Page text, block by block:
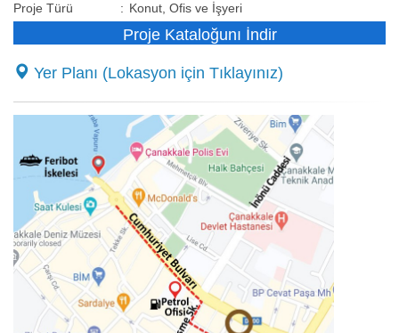
Proje Türü
: Konut, Ofis ve İşyeri
Proje Kataloğunı İndir
Yer Planı (Lokasyon için Tıklayınız)